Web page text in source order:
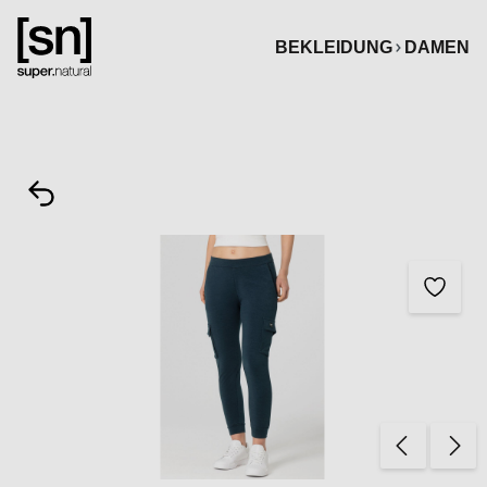
springen
BEKLEIDUNG
DAMEN
Bildergalerie überspringen